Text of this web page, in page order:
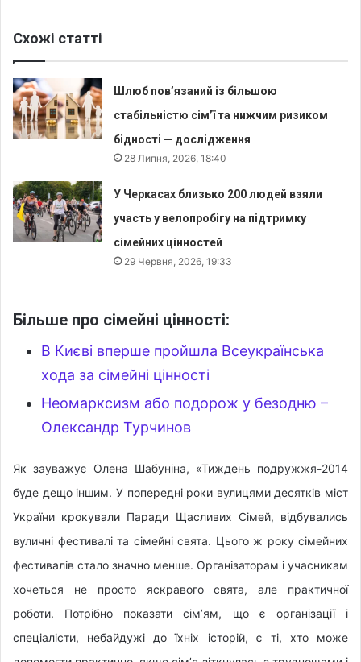
Схожі статті
Шлюб пов’язаний із більшою
стабільністю сім’ї та нижчим ризиком
бідності — дослідження
28 Липня, 2026, 18:40
У Черкасах близько 200 людей взяли
участь у велопробігу на підтримку
сімейних цінностей
29 Червня, 2026, 19:33
Більше про сімейні цінності:
В Києві вперше пройшла Всеукраїнська
хода за сімейні цінності
Неомарксизм або подорож у безодню –
Олександр Турчинов
Як зауважує Олена Шабуніна, «Тиждень подружжя-2014
буде дещо іншим. У попередні роки вулицями десятків міст
України крокували Паради Щасливих Сімей, відбувались
вуличні фестивалі та сімейні свята. Цього ж року сімейних
фестивалів стало значно менше. Організаторам і учасникам
хочеться не просто яскравого свята, але практичної
роботи. Потрібно показати сім’ям, що є організації і
спеціалісти, небайдужі до їхніх історій, є ті, хто може